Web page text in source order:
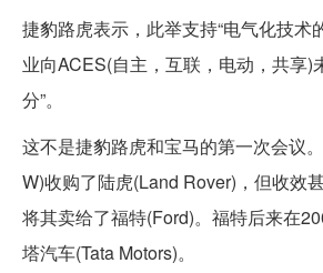
捷豹路虎表示，此举支持“电气化技术
业向ACES(自主，互联，电动，共享)
分”。
这不是捷豹路虎和宝马的第一次会议
W)收购了陆虎(Land Rover)，但收效
将其卖给了福特(Ford)。福特后来在
塔汽车(Tata Motors)。